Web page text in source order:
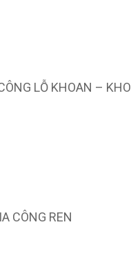
LỖ KHOAN –
CÔNG REN